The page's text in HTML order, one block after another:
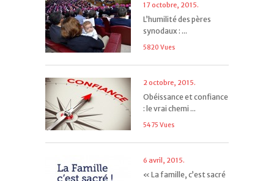
17 octobre, 2015.
L’humilité des pères
synodaux : ...
5820 Vues
2 octobre, 2015.
Obéissance et confiance
: le vrai chemi ...
5475 Vues
6 avril, 2015.
« La famille, c’est sacré